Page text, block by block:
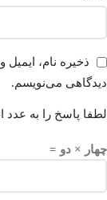
ذخیره نام،
دیدگاهی می‌نویسم.
لطفا پاسخ را به عدد
چهار × دو =